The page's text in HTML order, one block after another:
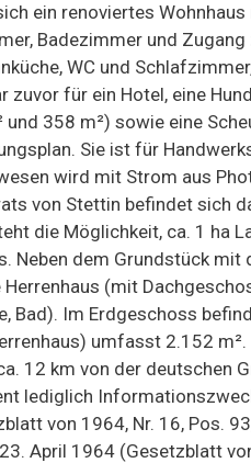
ein renoviertes
Badezimmer und
WC und
zuvor für ein Hotel, eine
358 m²) sowie eine
Sie ist für
wird mit Strom aus
von Stettin befindet sich
die Möglichkeit, ca. 1 ha
Neben dem Grundstück
(mit
Bad). Im Erdgeschoss
umfasst 2.152
12 km von der deutschen
lediglich
von 1964, Nr. 16, Pos.
April 1964 (Gesetzblatt